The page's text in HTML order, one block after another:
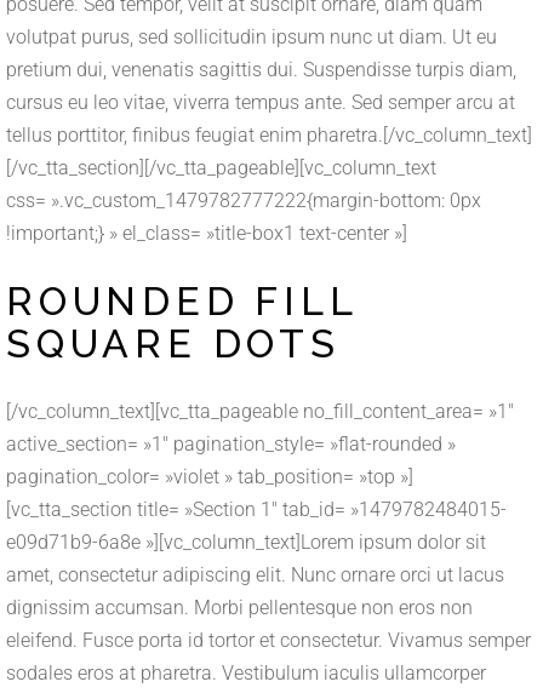
volutpat purus, sed sollicitudin ipsum nunc ut diam. Ut eu
pretium dui, venenatis sagittis dui. Suspendisse turpis diam,
cursus eu leo vitae, viverra tempus ante. Sed semper arcu at
tellus porttitor, finibus feugiat enim pharetra.[/vc_column_text]
[/vc_tta_section][/vc_tta_pageable][vc_column_text
css= ».vc_custom_1479782777222{margin-bottom: 0px
!important;} » el_class= »title-box1 text-center »]
ROUNDED FILL
SQUARE DOTS
[/vc_column_text][vc_tta_pageable no_fill_content_area= »1″
active_section= »1″ pagination_style= »flat-rounded »
pagination_color= »violet » tab_position= »top »]
[vc_tta_section title= »Section 1″ tab_id= »1479782484015-
e09d71b9-6a8e »][vc_column_text]Lorem ipsum dolor sit
amet, consectetur adipiscing elit. Nunc ornare orci ut lacus
dignissim accumsan. Morbi pellentesque non eros non
eleifend. Fusce porta id tortor et consectetur. Vivamus semper
sodales eros at pharetra. Vestibulum iaculis ullamcorper